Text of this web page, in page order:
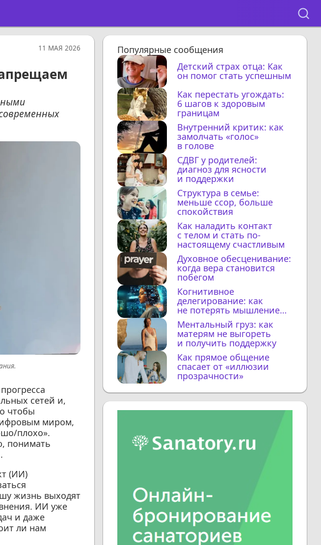
11 МАЯ 2026
сетей и,
чтобы
миром,
плохо».
понимать
(ИИ)
жизнь выходят
ИИ уже
и даже
ли нам
Популярные сообщения
Детский страх отца: Как
он помог стать успешным
Как перестать угождать:
6 шагов к здоровым
границам
Внутренний критик: как
замолчать «голос»
в голове
СДВГ у родителей:
диагноз для ясности
и поддержки
Структура в семье:
меньше ссор, больше
спокойствия
Как наладить контакт
с телом и стать по-
настоящему счастливым
Духовное обесценивание:
когда вера становится
побегом
Когнитивное
делегирование: как
не потерять мышление
с ИИ
Ментальный груз: как
матерям не выгореть
и получить поддержку
Как прямое общение
спасает от «иллюзии
прозрачности»